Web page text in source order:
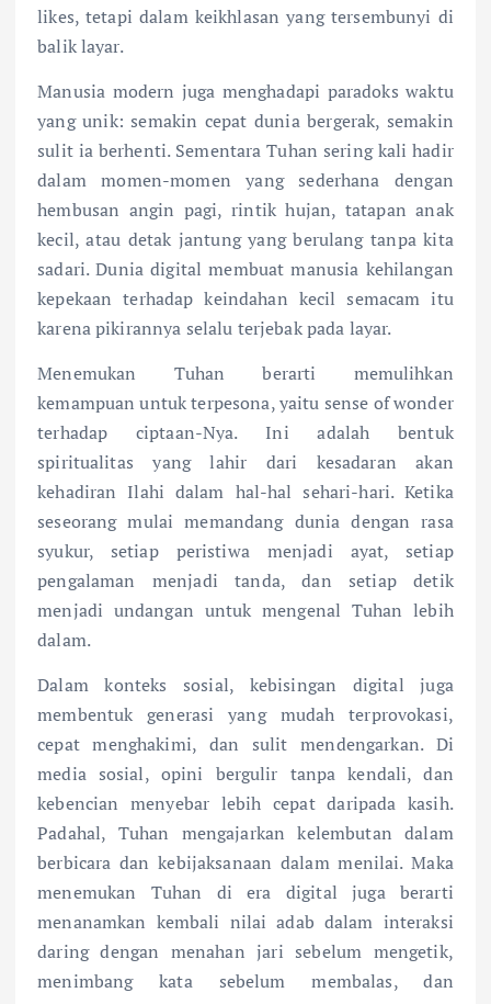
likes, tetapi dalam keikhlasan yang tersembunyi di
balik layar.
Manusia modern juga menghadapi paradoks waktu
yang unik: semakin cepat dunia bergerak, semakin
sulit ia berhenti. Sementara Tuhan sering kali hadir
dalam momen-momen yang sederhana dengan
hembusan angin pagi, rintik hujan, tatapan anak
kecil, atau detak jantung yang berulang tanpa kita
sadari. Dunia digital membuat manusia kehilangan
kepekaan terhadap keindahan kecil semacam itu
karena pikirannya selalu terjebak pada layar.
Menemukan Tuhan berarti memulihkan
kemampuan untuk terpesona, yaitu sense of wonder
terhadap ciptaan-Nya. Ini adalah bentuk
spiritualitas yang lahir dari kesadaran akan
kehadiran Ilahi dalam hal-hal sehari-hari. Ketika
seseorang mulai memandang dunia dengan rasa
syukur, setiap peristiwa menjadi ayat, setiap
pengalaman menjadi tanda, dan setiap detik
menjadi undangan untuk mengenal Tuhan lebih
dalam.
Dalam konteks sosial, kebisingan digital juga
membentuk generasi yang mudah terprovokasi,
cepat menghakimi, dan sulit mendengarkan. Di
media sosial, opini bergulir tanpa kendali, dan
kebencian menyebar lebih cepat daripada kasih.
Padahal, Tuhan mengajarkan kelembutan dalam
berbicara dan kebijaksanaan dalam menilai. Maka
menemukan Tuhan di era digital juga berarti
menanamkan kembali nilai adab dalam interaksi
daring dengan menahan jari sebelum mengetik,
menimbang kata sebelum membalas, dan